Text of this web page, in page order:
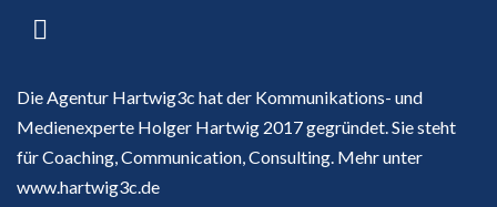
Die Agentur Hartwig3c hat der Kommunikations- und
Medienexperte Holger Hartwig 2017 gegründet. Sie steht
für Coaching, Communication, Consulting. Mehr unter
www.hartwig3c.de